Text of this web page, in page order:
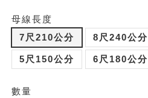
母線長度
7尺210公分
8尺240公分
5尺150公分 6尺180公分
數量